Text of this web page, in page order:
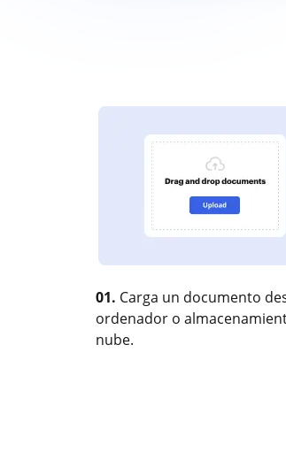
01. Carga un documento
ordenador o
nube.